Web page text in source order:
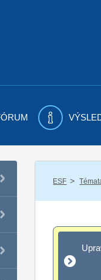
ESF /